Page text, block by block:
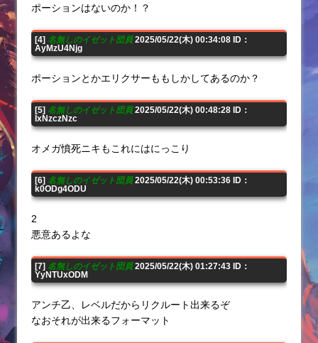
ポーションはないのか！？
[4] 名無しのイゼット団員2025/05/22(木) 00:34:08 ID：
AyMzU4Njg
ポーションとかエリクサーももしかしてあるのか？
[5] 名無しのイゼット団員2025/05/22(木) 00:48:28 ID：
IxNzczNzc
オメガ憤死ニキもこれにはにっこり
[6] 名無しのイゼット団員2025/05/22(木) 00:53:36 ID：
k0ODg4ODU
2
悪意あるよな
[7] 名無しのイゼット団員2025/05/22(木) 01:27:43 ID：
YyNTUxODM
アンチ乙、レベルだからリクルート出来るぞ
なおそれが出来るフォーマット